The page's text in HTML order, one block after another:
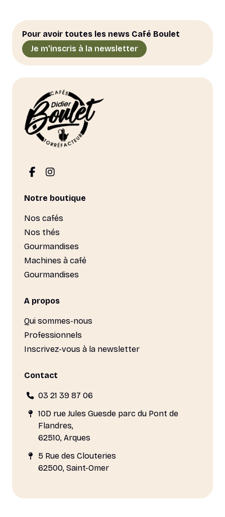
peuvent
être
choisies
sur
la
page
produit
Pour avoir toutes les news Café Boulet
Je m'inscris à la newsletter
Notre boutique
Nos cafés
Nos thés
Gourmandises
Machines à café
Gourmandises
A propos
Qui sommes-nous
Professionnels
Inscrivez-vous à la newsletter
Contact
03 21 39 87 06
10D rue Jules Guesde parc du Pont de
Flandres,
62510, Arques
5 Rue des Clouteries
62500, Saint-Omer